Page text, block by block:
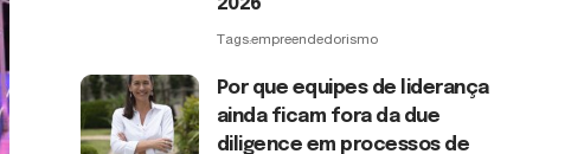
2026
Tags:empreendedorismo
Por que equipes de liderança
ainda ficam fora da due
diligence em processos de